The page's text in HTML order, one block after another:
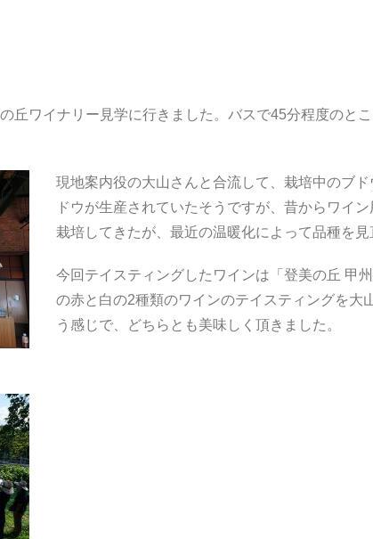
丘ワイナリー見学に行きました。バスで45分程度のと
現地案内役の大山さんと合流して、栽培中のブ
ドウが生産されていたそうですが、昔からワイ
栽培してきたが、最近の温暖化によって品種を見
今回テイスティングしたワインは「登美の丘 甲
の赤と白の2種類のワインのテイスティングを大
う感じで、どちらとも美味しく頂きました。